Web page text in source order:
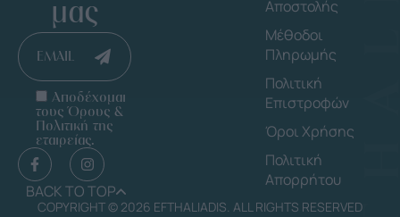
μας
EMAIL
Αποδέχομαι
τους Όρους &
Πολιτική της
εταιρείας.
BACK TO TOP
Αποστολής
Μέθοδοι
Πληρωμής
Πολιτική
Επιστροφών
Όροι Χρήσης
Πολιτική
Απορρήτου
COPYRIGHT © 2026 EFTHALIADIS. ALL RIGHTS RESERVED